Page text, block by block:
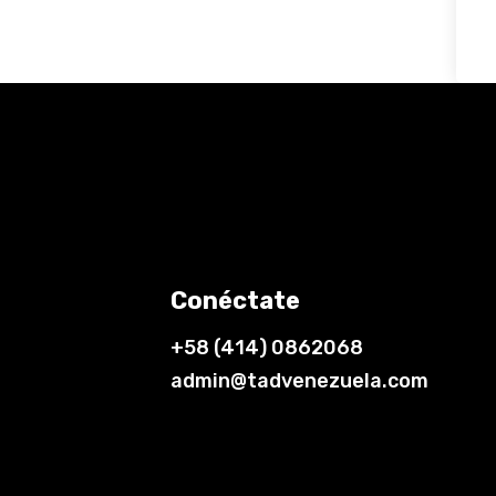
Conéctate
+58 (414) 0862068
admin@tadvenezuela.com